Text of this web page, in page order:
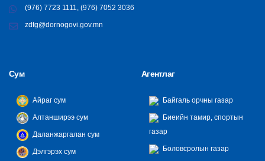
(976) 7723 1111, (976) 7052 3036
zdtg@dornogovi.gov.mn
Сум
Айраг сум
Алтанширээ сум
Даланжаргалан сум
Дэлгэрэх сум
Агентлаг
Байгаль орчны газар
Биеийн тамир, спортын
газар
Боловсролын газар